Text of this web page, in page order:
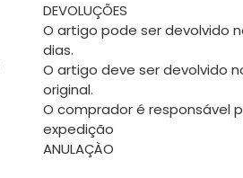
DEVOLUÇÕES
O artigo pode ser devolvido
dias.
O artigo deve ser devolvido
original.
O comprador é responsável
expedição
ANULAÇÀO